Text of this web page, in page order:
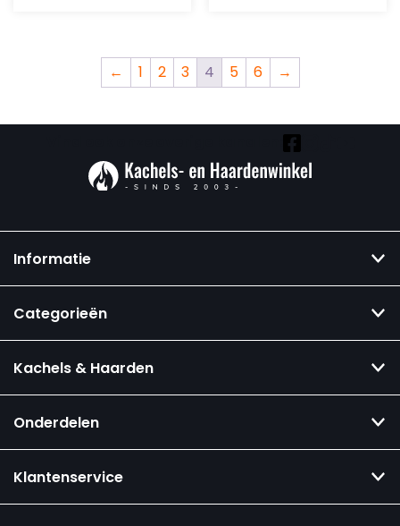
← 1 2 3 4 5 6 →
Informatie
Categorieën
Kachels & Haarden
Onderdelen
Klantenservice